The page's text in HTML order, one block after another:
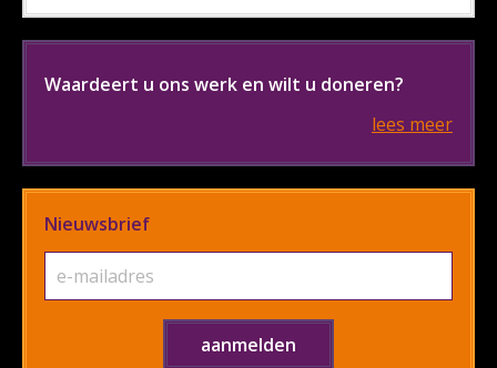
Waardeert u ons werk en wilt u doneren?
lees meer
Nieuwsbrief